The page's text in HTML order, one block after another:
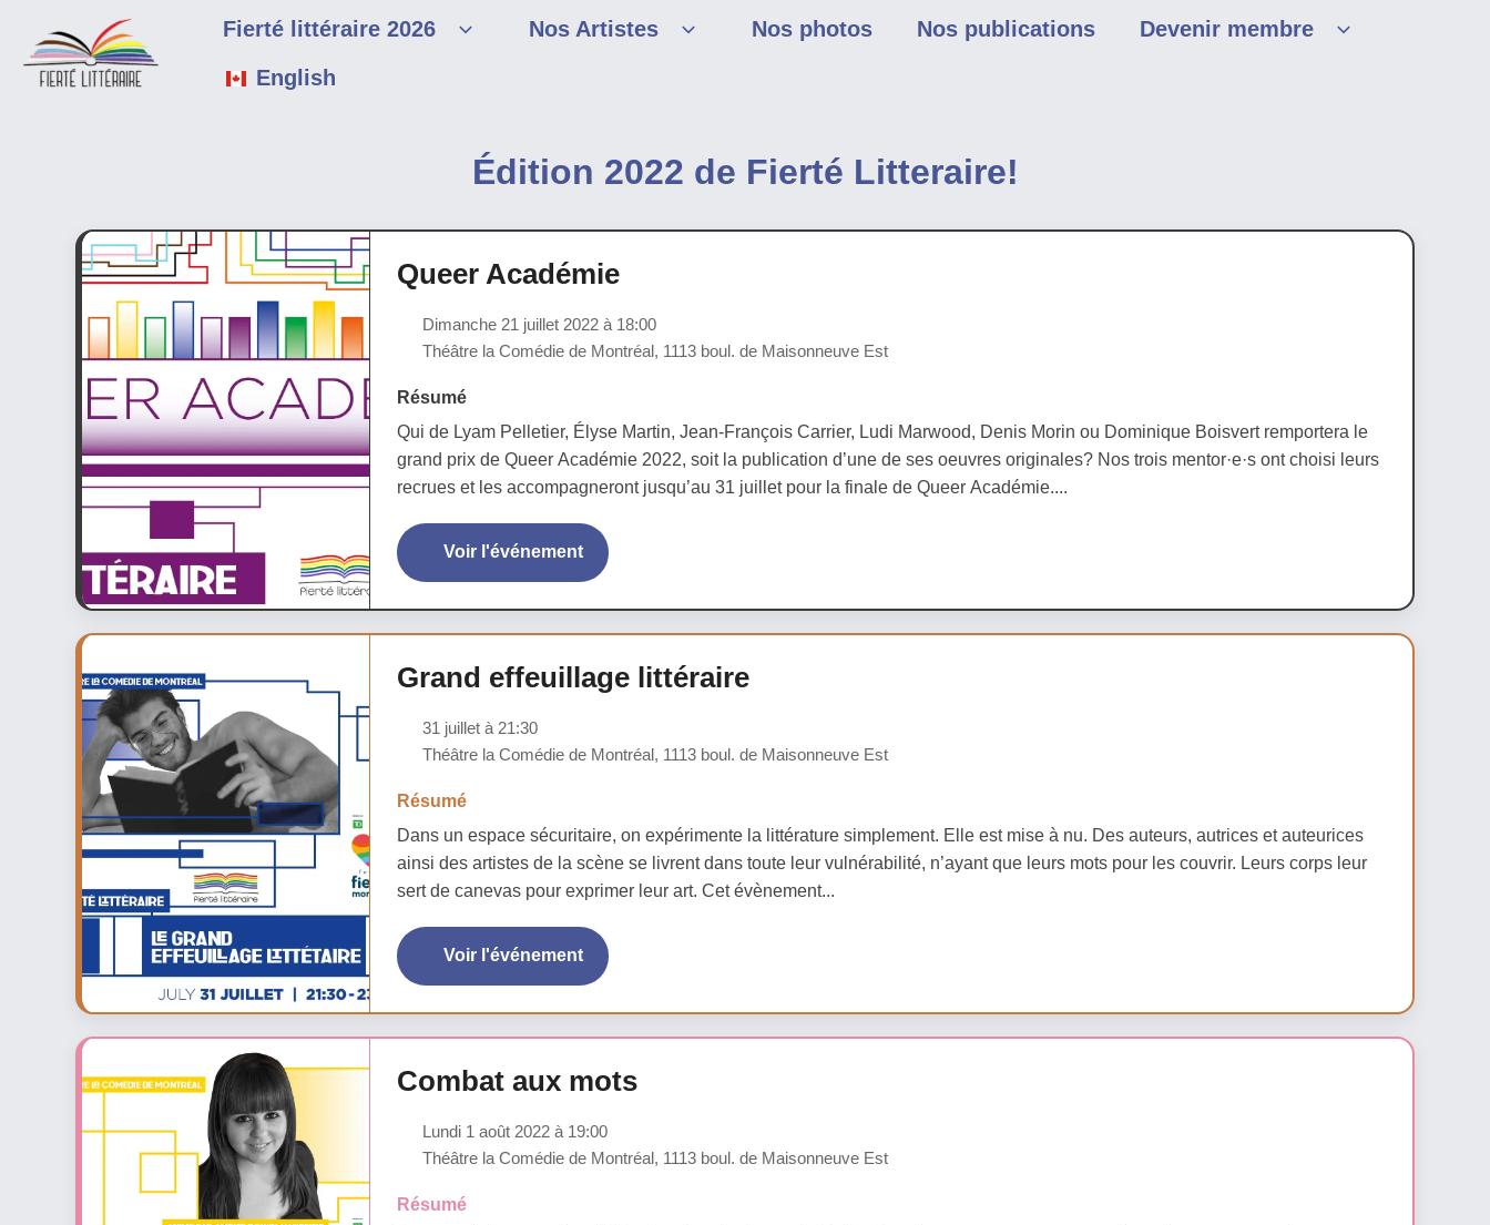
contenu
Fierté littéraire 2026 Nos Artistes Nos photos Nos publications
Devenir membre
English
Édition 2022 de Fierté Litteraire!
Queer Académie
Dimanche 21 juillet 2022 à 18:00
Théâtre la Comédie de Montréal, 1113 boul. de Maisonneuve Est
Résumé
Qui de Lyam Pelletier, Élyse Martin, Jean-François Carrier, Ludi Marwood, Denis Morin ou Dominique Boisvert remportera le
grand prix de Queer Académie 2022, soit la publication d’une de ses oeuvres originales? Nos trois mentor·e·s ont choisi leurs
recrues et les accompagneront jusqu’au 31 juillet pour la finale de Queer Académie....
Voir l'événement
Grand effeuillage littéraire
31 juillet à 21:30
Théâtre la Comédie de Montréal, 1113 boul. de Maisonneuve Est
Résumé
Dans un espace sécuritaire, on expérimente la littérature simplement. Elle est mise à nu. Des auteurs, autrices et auteurices
ainsi des artistes de la scène se livrent dans toute leur vulnérabilité, n’ayant que leurs mots pour les couvrir. Leurs corps leur
sert de canevas pour exprimer leur art. Cet évènement...
Voir l'événement
Combat aux mots
Lundi 1 août 2022 à 19:00
Théâtre la Comédie de Montréal, 1113 boul. de Maisonneuve Est
Résumé